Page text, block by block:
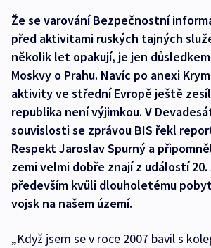
Že se varování Bezpečnostní
před aktivitami ruských tajných
několik let opakují, je jen
Moskvy o Prahu. Navíc po anexi
aktivity ve střední Evropě ještě
republika není výjimkou. V
souvislosti se zprávou BIS řekl
Respekt Jaroslav Spurný a
zemi velmi dobře znají z událostí
především kvůli dlouholetému
vojsk na našem území.
„Když jsem se v roce 2007 bavil s